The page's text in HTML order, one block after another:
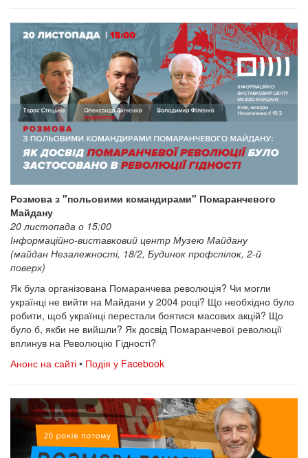
Розмова з "польовими командирами" Помаранчевого
Майдану
20 листопада о 15:00
Інформаційно-виставковий центр Музею Майдану
(майдан Незалежності, 18/2, Будинок профспілок, 2-й
поверх)
Як була організована Помаранчева революція? Чи могли
українці не вийти на Майдани у 2004 році? Що необхідно було
робити, щоб українці перестали боятися масових акцій? Що
було б, якби не вийшли? Як досвід Помаранчевої революції
вплинув на Революцію Гідності?
Анонс на сайті • Подія у Facebook